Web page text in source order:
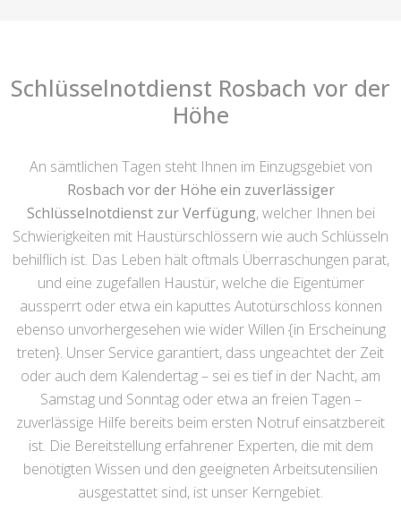
Schlüsselnotdienst Rosbach vor der
Höhe
An sämtlichen Tagen steht Ihnen im Einzugsgebiet von
Rosbach vor der Höhe ein zuverlässiger
Schlüsselnotdienst zur Verfügung, welcher Ihnen bei
Schwierigkeiten mit Haustürschlössern wie auch Schlüsseln
behilflich ist. Das Leben hält oftmals Überraschungen parat,
und eine zugefallen Haustür, welche die Eigentümer
aussperrt oder etwa ein kaputtes Autotürschloss können
ebenso unvorhergesehen wie wider Willen {in Erscheinung
treten}. Unser Service garantiert, dass ungeachtet der Zeit
oder auch dem Kalendertag – sei es tief in der Nacht, am
Samstag und Sonntag oder etwa an freien Tagen –
zuverlässige Hilfe bereits beim ersten Notruf einsatzbereit
ist. Die Bereitstellung erfahrener Experten, die mit dem
benötigten Wissen und den geeigneten Arbeitsutensilien
ausgestattet sind, ist unser Kerngebiet.